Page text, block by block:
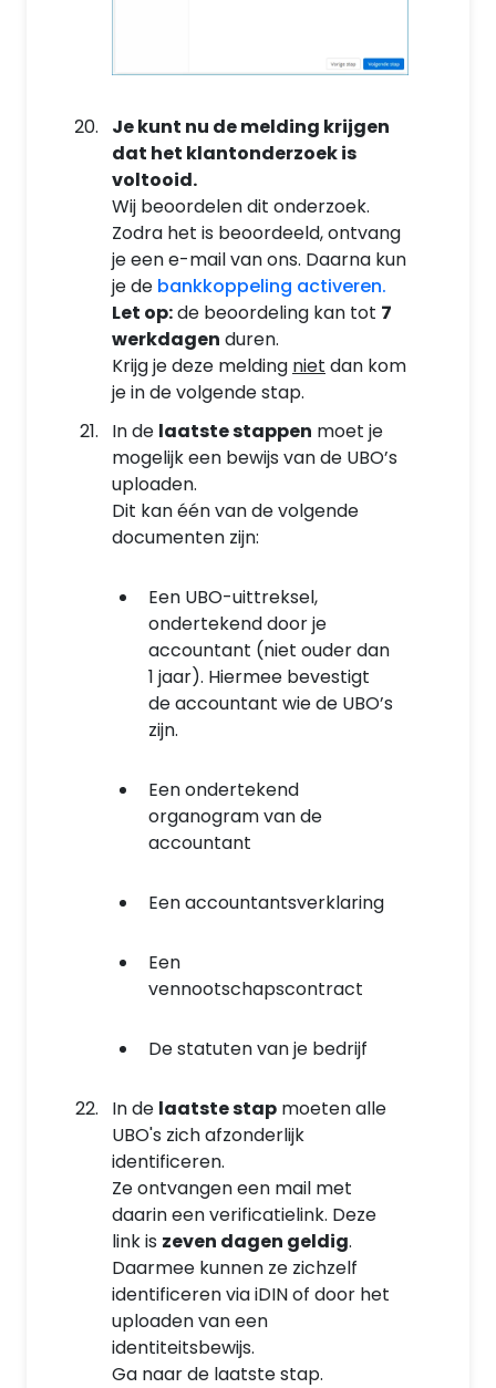
Je kunt nu de melding krijgen
dat het klantonderzoek is
voltooid.
Wij beoordelen dit onderzoek.
Zodra het is beoordeeld, ontvang
je een e-mail van ons. Daarna kun
je de bankkoppeling activeren.
Let op:de beoordeling kan tot 7
werkdagen duren.
Krijg je deze melding niet dan kom
je in de volgende stap.
In de laatste stappen moet je
mogelijk een bewijs van de UBO’s
uploaden.
Dit kan één van de volgende
documenten zijn:
Een UBO-uittreksel,
ondertekend door je
accountant (niet ouder dan
1 jaar). Hiermee bevestigt
de accountant wie de UBO’s
zijn.
Een ondertekend
organogram van de
accountant
Een accountantsverklaring
Een
vennootschapscontract
De statuten van je bedrijf
In de laatste stap moeten alle
UBO's zich afzonderlijk
identificeren.
Ze ontvangen een mail met
daarin een verificatielink. Deze
link is zeven dagen geldig.
Daarmee kunnen ze zichzelf
identificeren via iDIN of door het
uploaden van een
identiteitsbewijs.
Ga naar de laatste stap.